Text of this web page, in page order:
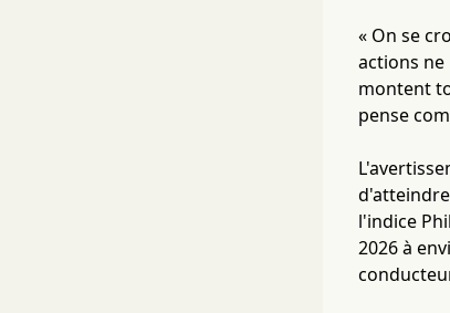
« On se
actions ne
montent
pense
l'indice
2026 à